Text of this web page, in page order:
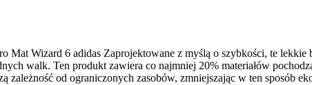
Mat Wizard 6 adidas Zaprojektowane z myślą o szybkości, te
walk. Ten produkt zawiera co najmniej 20% materiałów
zależność od ograniczonych zasobów, zmniejszając w ten sposób